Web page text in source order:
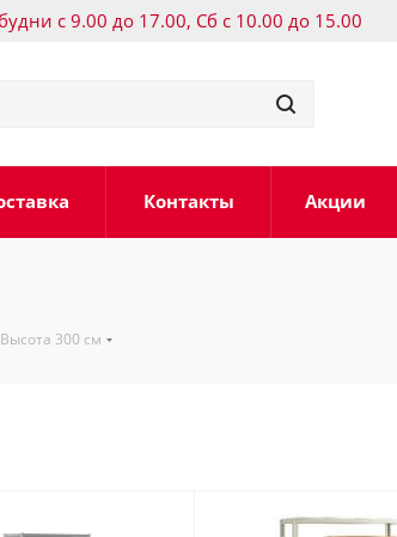
с 9.00 до 17.00, Сб с 10.00 до 15.00
Контакты Акции
Высота 300 см